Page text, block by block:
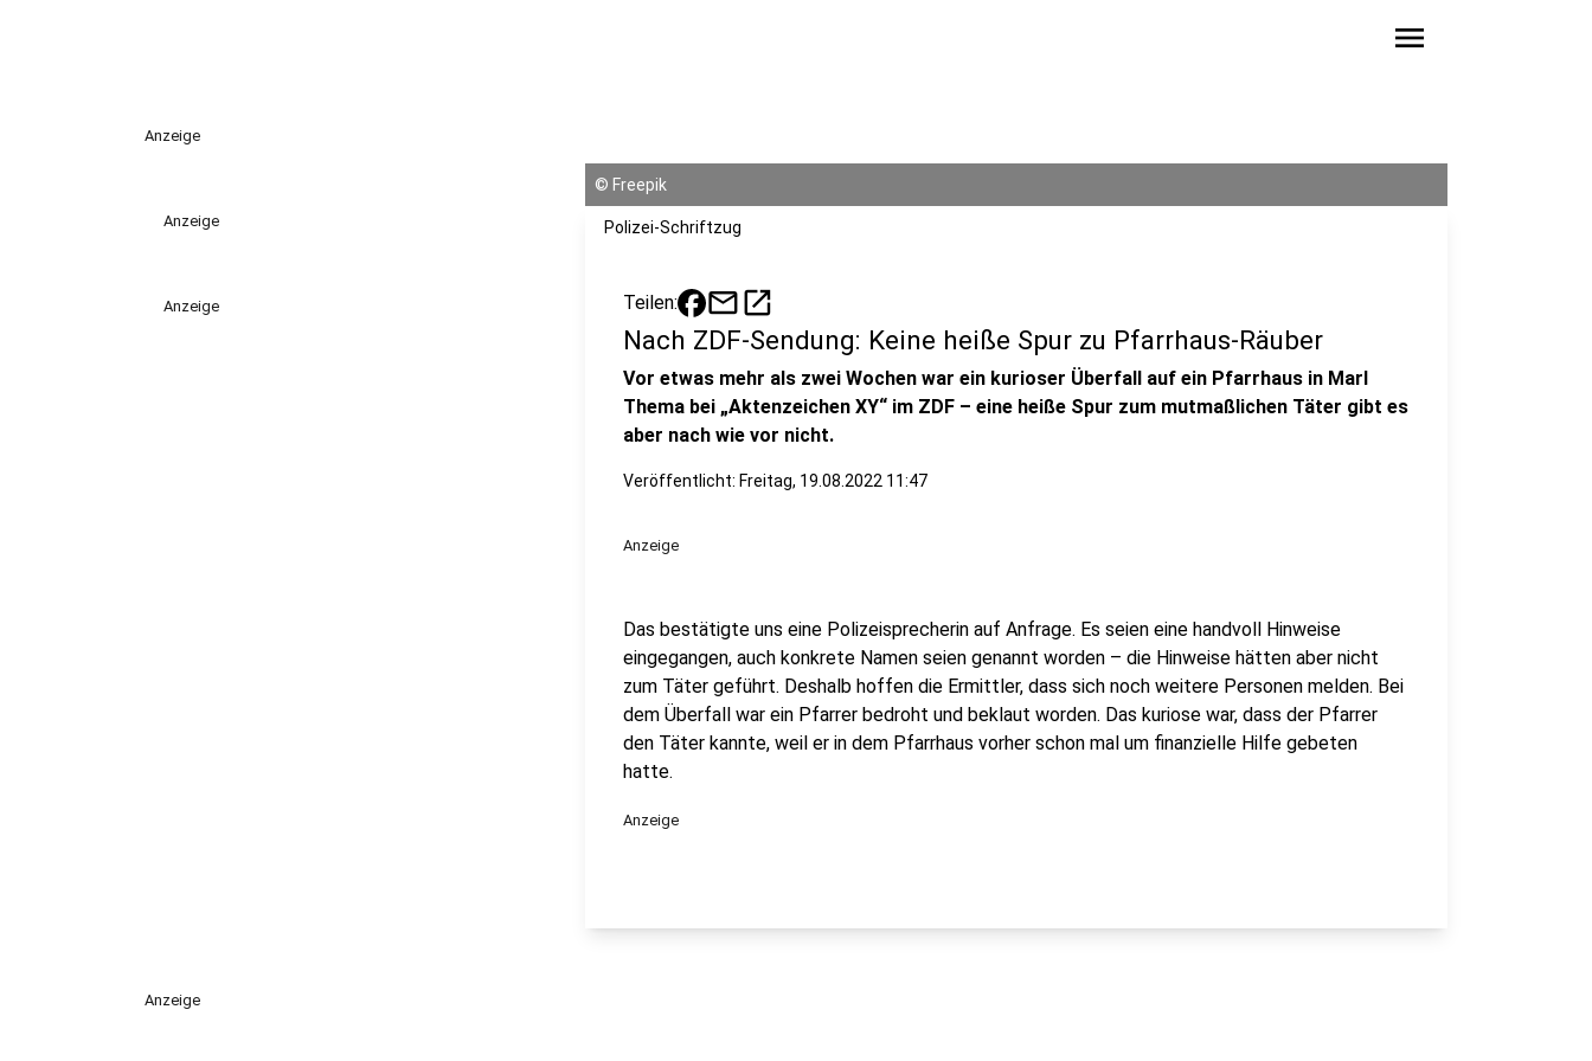
menu
Anzeige
Anzeige
Anzeige
© Freepik
Polizei-Schriftzug
Teilen: mailopen_in_new
Nach ZDF-Sendung: Keine heiße Spur zu Pfarrhaus-Räuber
Vor etwas mehr als zwei Wochen war ein kurioser Überfall auf ein Pfarrhaus in Marl
Thema bei „Aktenzeichen XY“ im ZDF – eine heiße Spur zum mutmaßlichen Täter gibt es
aber nach wie vor nicht.
Veröffentlicht: Freitag, 19.08.2022 11:47
Anzeige
Das bestätigte uns eine Polizeisprecherin auf Anfrage. Es seien eine handvoll Hinweise
eingegangen, auch konkrete Namen seien genannt worden – die Hinweise hätten aber nicht
zum Täter geführt. Deshalb hoffen die Ermittler, dass sich noch weitere Personen melden. Bei
dem Überfall war ein Pfarrer bedroht und beklaut worden. Das kuriose war, dass der Pfarrer
den Täter kannte, weil er in dem Pfarrhaus vorher schon mal um finanzielle Hilfe gebeten
hatte.
Anzeige
Anzeige